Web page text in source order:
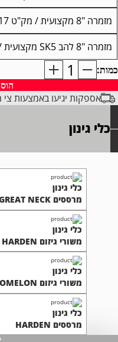
מזמרה "8 מקצועית / מק"ט 105017
מזמרה "8 להב SK5 מקצועית / מק"ט 106890
כמות
של
כלי
גינון
כמות:
אספקות יגיעו באמצעות
כלי גינון
כלי גינון
מרססים GREAT NECK
כלי גינון
משורי גיזום HARDEN
כלי גינון
משורי גיזום KOMELON
כלי גינון
מרססים HARDEN